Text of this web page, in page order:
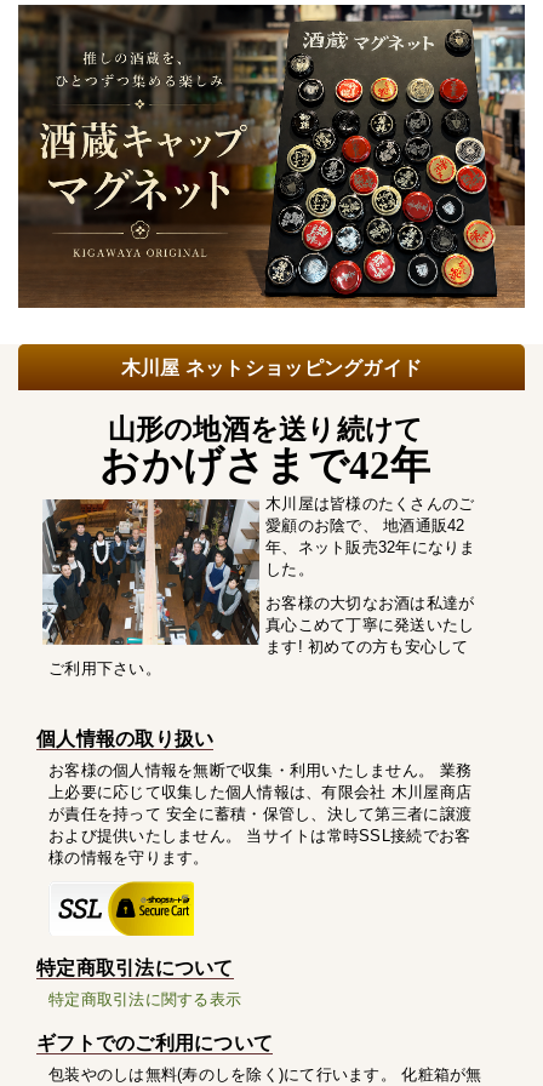
木川屋 ネットショッピングガイド
山形の地酒を送り続けて
おかげさまで42年
木川屋は皆様のたくさんのご
愛顧のお陰で、 地酒通販42
年、ネット販売32年になりま
した。
お客様の大切なお酒は私達が
真心こめて丁寧に発送いたし
ます! 初めての方も安心して
ご利用下さい。
個人情報の取り扱い
お客様の個人情報を無断で収集・利用いたしません。 業務
上必要に応じて収集した個人情報は、有限会社 木川屋商店
が責任を持って 安全に蓄積・保管し、決して第三者に譲渡
および提供いたしません。 当サイトは常時SSL接続でお客
様の情報を守ります。
特定商取引法について
特定商取引法に関する表示
ギフトでのご利用について
包装やのしは無料(寿のしを除く)にて行います。 化粧箱が無